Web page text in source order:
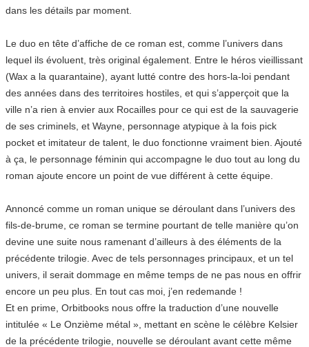
dans les détails par moment.
Le duo en tête d’affiche de ce roman est, comme l’univers dans
lequel ils évoluent, très original également. Entre le héros vieillissant
(Wax a la quarantaine), ayant lutté contre des hors-la-loi pendant
des années dans des territoires hostiles, et qui s’apperçoit que la
ville n’a rien à envier aux Rocailles pour ce qui est de la sauvagerie
de ses criminels, et Wayne, personnage atypique à la fois pick
pocket et imitateur de talent, le duo fonctionne vraiment bien. Ajouté
à ça, le personnage féminin qui accompagne le duo tout au long du
roman ajoute encore un point de vue différent à cette équipe.
Annoncé comme un roman unique se déroulant dans l’univers des
fils-de-brume, ce roman se termine pourtant de telle manière qu’on
devine une suite nous ramenant d’ailleurs à des éléments de la
précédente trilogie. Avec de tels personnages principaux, et un tel
univers, il serait dommage en même temps de ne pas nous en offrir
encore un peu plus. En tout cas moi, j’en redemande !
Et en prime, Orbitbooks nous offre la traduction d’une nouvelle
intitulée « Le Onzième métal », mettant en scène le célèbre Kelsier
de la précédente trilogie, nouvelle se déroulant avant cette même